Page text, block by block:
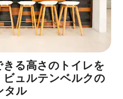
る高さのトイレを
ュルテンベルクの
タル